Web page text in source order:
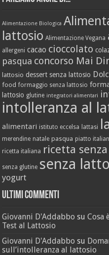
Alimentazione Biologica
lattosio Alimentazione Vegana
allergeni cacao cioccolato
pasqua concorso Mai
lattosio dessert senza lattosio
food formaggio senza lattosio
lattosio glutine integratori alimentari
intolleranza al
alimentari istituto eccelsa lattasi
merendine natale pasqua piatto
ricetta italiana ricetta
senza glutine senza
yogurt
Ultimi Commenti
Giovanni D'Addabbo suCosa
Test al Lattosio
Giovanni D'Addabbo su
sull’intolleranza al lattosio